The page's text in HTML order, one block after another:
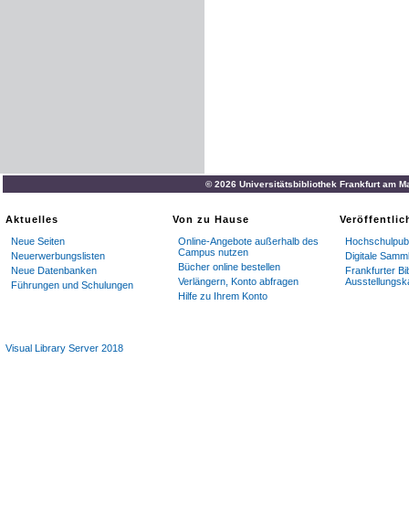
© 2026 Universitätsbibliothek Frankfurt am
Aktuelles
Neue Seiten
Neuerwerbungslisten
Neue Datenbanken
Führungen und Schulungen
Von zu Hause
Online-Angebote außerhalb des
Campus nutzen
Bücher online bestellen
Verlängern, Konto abfragen
Hilfe zu Ihrem Konto
Digitale
Frankfurter
Visual Library Server 2018